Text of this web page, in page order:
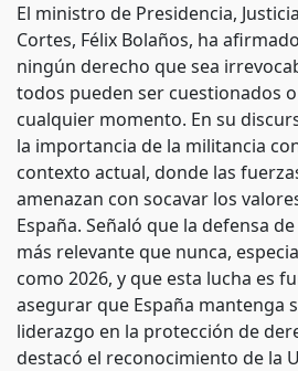
El ministro de Presidencia,
Cortes, Félix Bolaños, ha
ningún derecho que sea
todos pueden ser cuestionados
cualquier momento. En su
la importancia de la militancia
contexto actual, donde las
amenazan con socavar los
España. Señaló que la defensa
más relevante que nunca,
como 2026, y que esta lucha es
asegurar que España mantenga
liderazgo en la protección de
destacó el reconocimiento de la